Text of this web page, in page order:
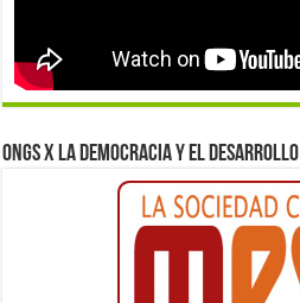
ONGs x la democracia y el desarrollo